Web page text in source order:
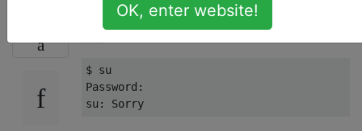
Chaque fois que j'essaie d'émettre,
j'obtiens ceci:
$ su
Password:
su: Sorry
OK, enter website!